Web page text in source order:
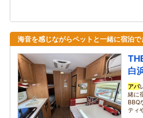
海音を感じながらペットと一緒に宿泊
白
アパ
緒に
BBQ
ティ